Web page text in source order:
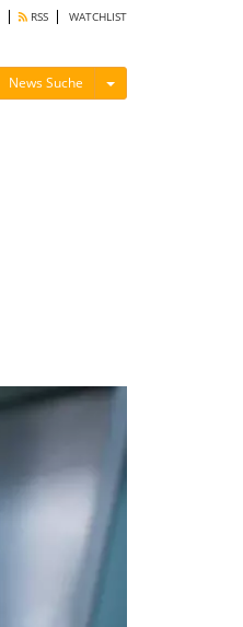
RSS WATCHLIST
News Suche Menü ein-/ausblenden